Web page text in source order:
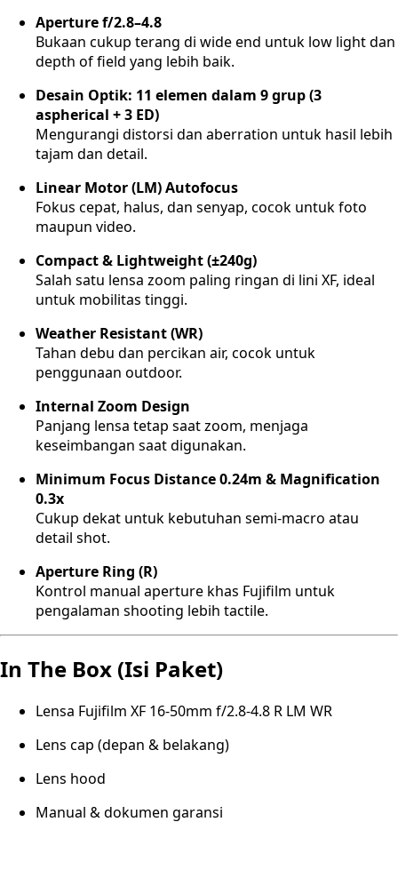
Aperture f/2.8–4.8
Bukaan cukup terang di wide end untuk low light dan
depth of field yang lebih baik.
Desain Optik: 11 elemen dalam 9 grup (3
aspherical + 3 ED)
Mengurangi distorsi dan aberration untuk hasil lebih
tajam dan detail.
Linear Motor (LM) Autofocus
Fokus cepat, halus, dan senyap, cocok untuk foto
maupun video.
Compact & Lightweight (±240g)
Salah satu lensa zoom paling ringan di lini XF, ideal
untuk mobilitas tinggi.
Weather Resistant (WR)
Tahan debu dan percikan air, cocok untuk
penggunaan outdoor.
Internal Zoom Design
Panjang lensa tetap saat zoom, menjaga
keseimbangan saat digunakan.
Minimum Focus Distance 0.24m & Magnification
0.3x
Cukup dekat untuk kebutuhan semi-macro atau
detail shot.
Aperture Ring (R)
Kontrol manual aperture khas Fujifilm untuk
pengalaman shooting lebih tactile.
In The Box (Isi Paket)
Lensa Fujifilm XF 16-50mm f/2.8-4.8 R LM WR
Lens cap (depan & belakang)
Lens hood
Manual & dokumen garansi